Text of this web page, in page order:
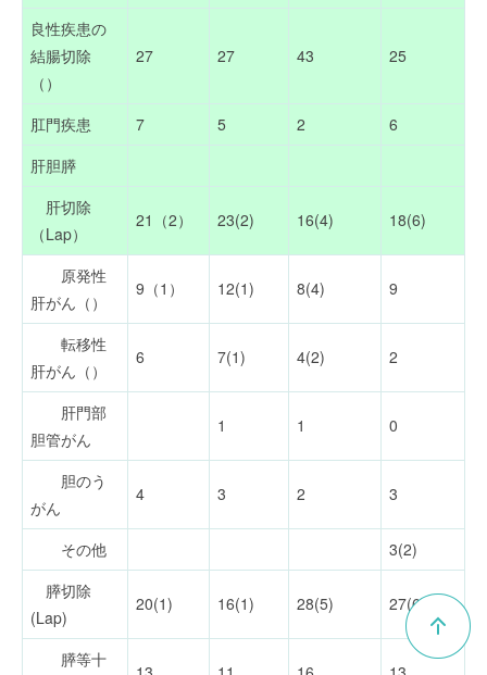
良性疾患の
結腸切除
（）
27 27 43 25
肛門疾患 7 5 2
6
肝胆膵
肝切除
（Lap）
21（2） 23(2) 16(4) 18(6)
原発性
肝がん（）
9（1） 12(1) 8(4) 9
転移性
肝がん（）
6 7(1) 4(2) 2
肝門部
胆管がん
1 1 0
胆のう
がん
4 3 2 3
その他
3(2)
膵切除
(Lap)
20(1) 16(1) 28(5) 27(6)
膵等十